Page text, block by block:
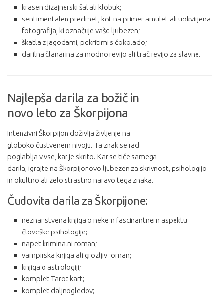
krasen dizajnerski šal ali klobuk;
sentimentalen predmet, kot na primer amulet ali uokvirjena
fotografija, ki označuje vašo ljubezen;
škatla z jagodami, pokritimi s čokolado;
darilna članarina za modno revijo ali trač revijo za slavne.
Najlepša darila za božič in
novo leto za Škorpijona
Intenzivni Škorpijon doživlja življenje na
globoko čustvenem nivoju. Ta znak se rad
poglablja v vse, kar je skrito. Kar se tiče samega
darila, igrajte na Škorpijonovo ljubezen za skrivnost, psihologijo
in okultno ali zelo strastno naravo tega znaka.
Čudovita darila za Škorpijone:
neznanstvena knjiga o nekem fascinantnem aspektu
človeške psihologije;
napet kriminalni roman;
vampirska knjiga ali grozljiv roman;
knjiga o astrologiji;
komplet Tarot kart;
komplet daljnogledov;